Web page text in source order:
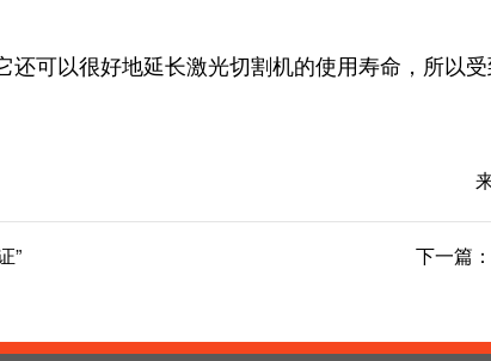
可以很好地延长激光切割机的使用寿命，所以受
” 下一篇：